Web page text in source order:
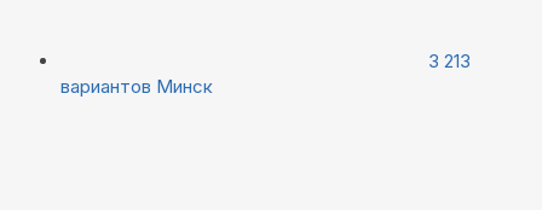
3 213
вариантов Минск